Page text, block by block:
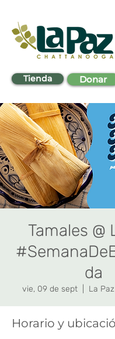
Tienda Donar
Tamales @
da
vie, 09 de sept
  |
La
Horario y